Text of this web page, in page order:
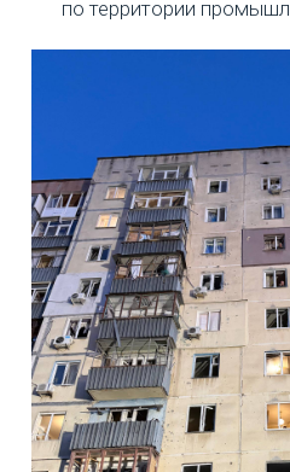
по территории